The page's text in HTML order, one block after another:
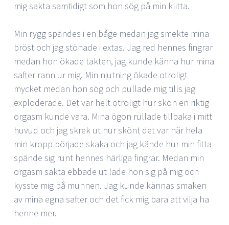
mig sakta samtidigt som hon sög på min klitta.
Min rygg spändes i en båge medan jag smekte mina
bröst och jag stönade i extas. Jag red hennes fingrar
medan hon ökade takten, jag kunde känna hur mina
safter rann ur mig. Min njutning ökade otroligt
mycket medan hon sög och pullade mig tills jag
exploderade. Det var helt otroligt hur skön en riktig
orgasm kunde vara. Mina ögon rullade tillbaka i mitt
huvud och jag skrek ut hur skönt det var när hela
min kropp började skaka och jag kände hur min fitta
spände sig runt hennes härliga fingrar. Medan min
orgasm sakta ebbade ut lade hon sig på mig och
kysste mig på munnen. Jag kunde kännas smaken
av mina egna safter och det fick mig bara att vilja ha
henne mer.